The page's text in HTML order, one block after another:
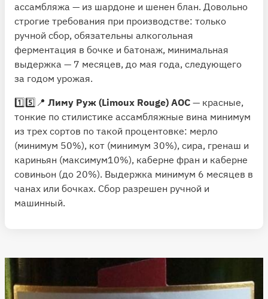
ассамбляжа — из шардоне и шенен блан. Довольно
строгие требования при производстве: только
ручной сбор, обязательны алкогольная
ферментация в бочке и батонаж, минимальная
выдержка — 7 месяцев, до мая года, следующего
за годом урожая.
1️⃣5️⃣📍 Лиму Руж (Limoux Rouge) AOC — красные,
тонкие по стилистике ассамбляжные вина минимум
из трех сортов по такой процентовке: мерло
(минимум 50%), кот (минимум 30%), сира, гренаш и
кариньян (максимум10%), каберне фран и каберне
совиньон (до 20%). Выдержка минимум 6 месяцев в
чанах или бочках. Сбор разрешен ручной и
машинный.